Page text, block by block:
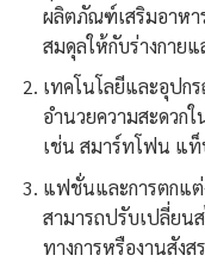
ผลิตภัณฑ์เสริมอาหา
สมดุลให้กับร่างกาย
เทคโนโลยีและอุปก
อำนวยความสะดวก
เช่น สมาร์ทโฟน แ
แฟชั่นและการตกแต่
สามารถปรับเปลี่ยน
ทางการหรืองานสังส